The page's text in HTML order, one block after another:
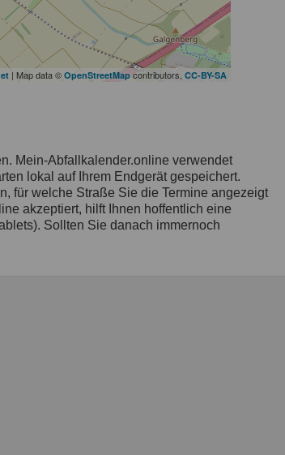
| Map data © OpenStreetMapcontributors, CC-BY-SA
Mein-Abfallkalender.online verwendet
lokal auf Ihrem Endgerät gespeichert.
für welche Straße Sie die Termine angezeigt
akzeptiert, hilft Ihnen hoffentlich eine
Sollten Sie danach immernoch